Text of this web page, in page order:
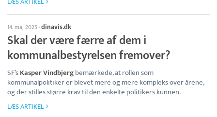
14. maj 2025·dinavis.dk
Skal der være færre af dem i
kommunalbestyrelsen fremover?
SF’sKasper Vindbjergbemærkede, at rollen som
kommunalpolitiker er blevet mere og mere kompleks over årene,
og der stilles større krav til den enkelte politikers kunnen.
LÆS ARTIKEL